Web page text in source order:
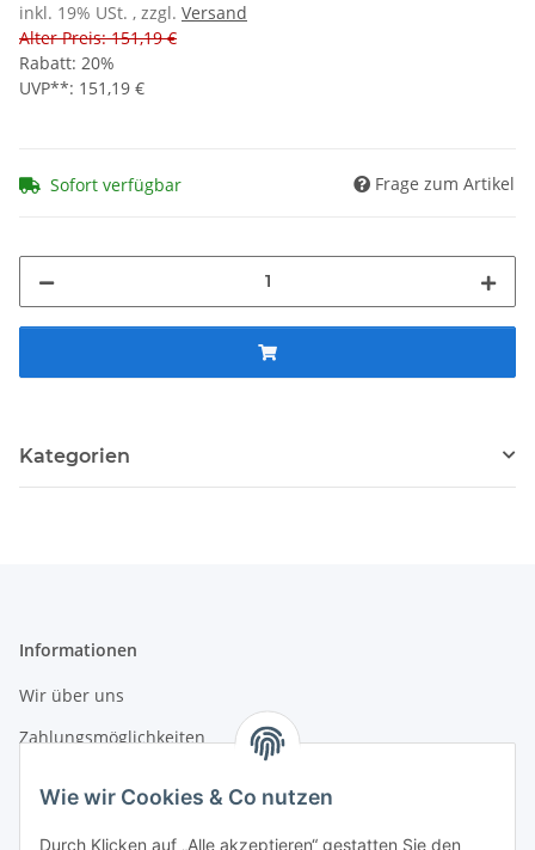
Wie wir Cookies & Co nutzen
Durch Klicken auf „Alle akzeptieren“ gestatten Sie den
inkl. 19% USt. , zzgl. Versand
Alter Preis: 151,19 €
Rabatt: 20%
UVP**: 151,19 €
Sofort verfügbar Frage zum Artikel
Kategorien
Informationen
Wir über uns
Zahlungsmöglichkeiten